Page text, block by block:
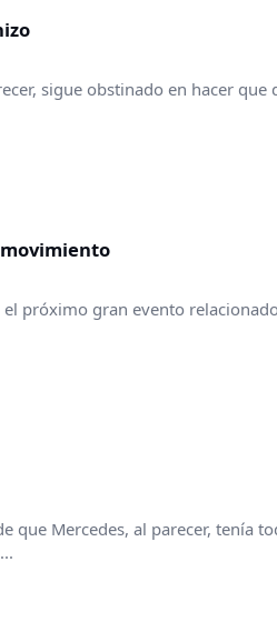
sigue obstinado en hacer
movimiento
próximo gran evento
que Mercedes, al parecer, tenía